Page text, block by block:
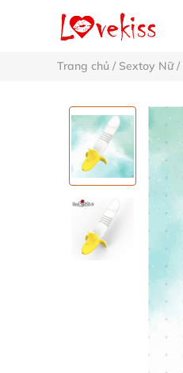
Trang chủ / Sextoy Nữ/